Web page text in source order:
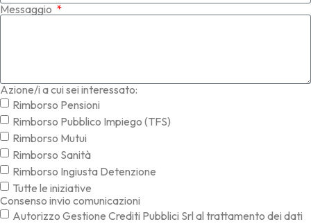
Messaggio
Azione/i a cui sei interessato:
Rimborso Pensioni
Rimborso Pubblico Impiego (TFS)
Rimborso Mutui
Rimborso Sanità
Rimborso Ingiusta Detenzione
Tutte le iniziative
Consenso invio comunicazioni
Autorizzo Gestione Crediti Pubblici Srl al trattamento dei dati